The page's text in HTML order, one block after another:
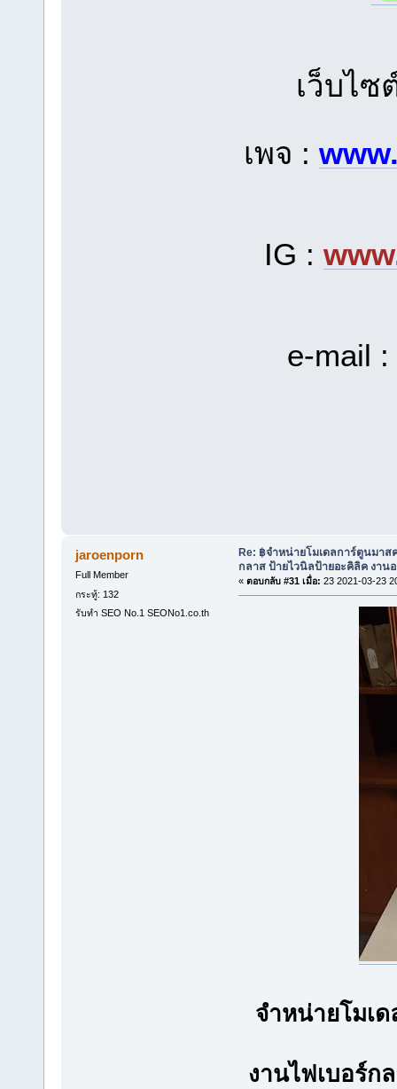
เว็บไ
เพจ :
IG :
e-mail :
jaroenporn
Full Member
กระทู้: 132
รับทำ SEO No.1 SEONo1.co.th
Re: ฿จำหน่ายโมเดลการ์ตูนมาส
กลาส ป้ายไวนิลป้ายอะคิลิค งาน
« ตอบกลับ #31 เมื่อ: 23 2021-03-23
จำหน่ายโมเ
งานไฟเบอร์ก